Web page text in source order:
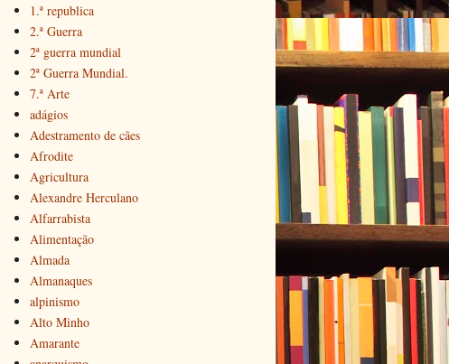
1.ª republica
2.ª Guerra
2ª guerra mundial
2ª Guerra Mundial.
7.ª Arte
adágios
Adestramento de cães
Afrodite
Agricultura
Alexandre Herculano
Alfarrabista
Alimentação
Almada
Almanaques
alpinismo
Alto Minho
Amarante